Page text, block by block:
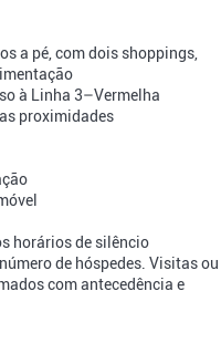
a pé, com dois shoppings,
à Linha 3–Vermelha
proximidades
horários de silêncio
de hóspedes. Visitas ou
com antecedência e